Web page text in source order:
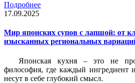
Подробнее
17.09.2025
Мир японских супов с лапшой: от
изысканных региональных
Японская кухня – это не
философия, где каждый ингредиент
несут в себе глубокий смысл.